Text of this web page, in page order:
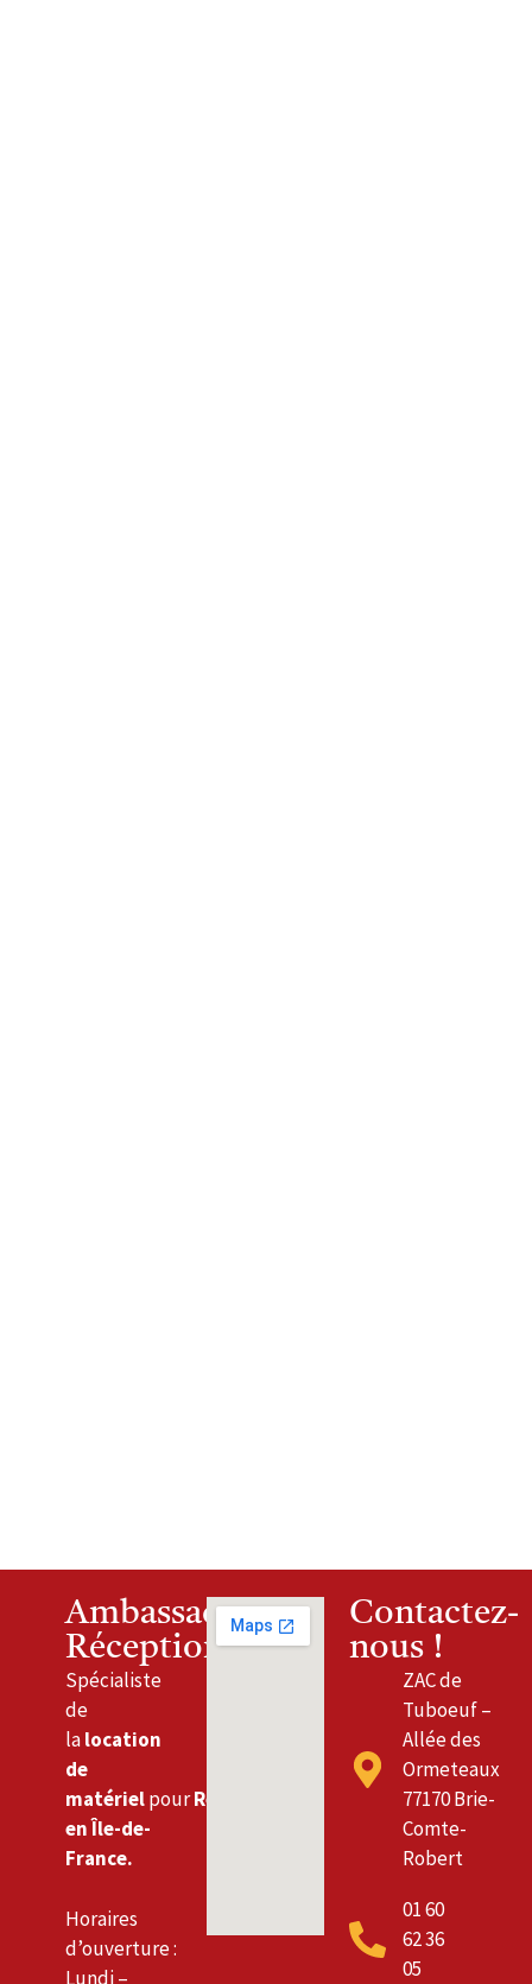
Ambassade
Réceptions
Spécialiste
de
lalocation
de
matérielpourRéceptions
en Île-de-
France.
Horaires
d’ouverture :
Lundi –
Contactez-
nous !
ZAC de
Tuboeuf –
Allée des
Ormeteaux
77170 Brie-
Comte-
Robert
01 60
62 36
05